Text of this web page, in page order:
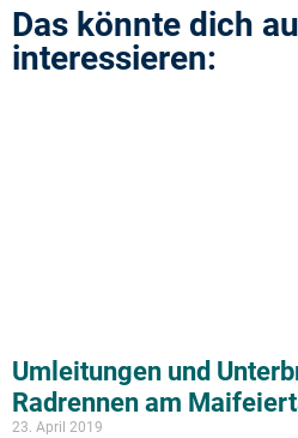
Das könnte dich
interessieren:
Umleitungen und
Radrennen am
23. April 2019